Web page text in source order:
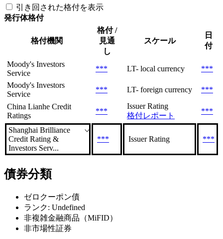
引き回された格付を表示
発行体格付
格付機関
格付 /
見通
し
スケール
日
付
Moody's Investors
Service
*** LT- local currency
***
Moody's Investors
Service
*** LT- foreign currency
***
China Lianhe Credit
Ratings
***
Issuer Rating
格付レポート
***
Shanghai Brilliance
Credit Rating &
Investors Serv...
*** Issuer Rating ***
債券分類
ゼロクーポン債
ランク: Undefined
非複雑金融商品（MiFID）
非市場性証券